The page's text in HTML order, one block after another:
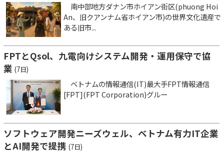
南中部地方ダナン市ホイアン街区(phuong Hoi
An、旧クアンナム省ホイアン市)の世界文化遺産で
ある旧市...
FPTとQsol、九電向けシステム開発・運用保守で協
業 (7日)
ベトナムの情報通信(IT)最大手FPT情報通信
[FPT](FPT Corporation)グルー
ソフトウェア開発ニーズウェル、ベトナム有力IT企業
とAI開発で提携 (7日)